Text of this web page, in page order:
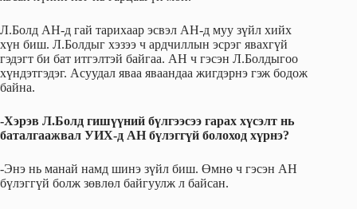
Л.Болд АН-д гай тарихаар эсвэл АН-д муу зүйл хийх
хүн биш. Л.Болдыг хэзээ ч ардчиллын эсрэг явахгүй
гэдэгт би бат итгэлтэй байгаа. АН ч гэсэн Л.Болдыгоо
хүндэтгэдэг. Асуудал яваа яваандаа жигдэрнэ гэж бодож
байна.
-Хэрэв Л.Болд гишүүний бүлгээсээ гарах хүсэлт нь
баталгаажвал УИХ-д АН бүлэггүй болоход хүрнэ?
-Энэ нь манай намд шинэ зүйл биш. Өмнө ч гэсэн АН
бүлэггүй болж зөвлөл байгуулж л байсан.